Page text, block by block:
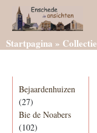
Startpagina » Collectie
Bejaardenhuizen
(27)
Bie de Noabers
(102)